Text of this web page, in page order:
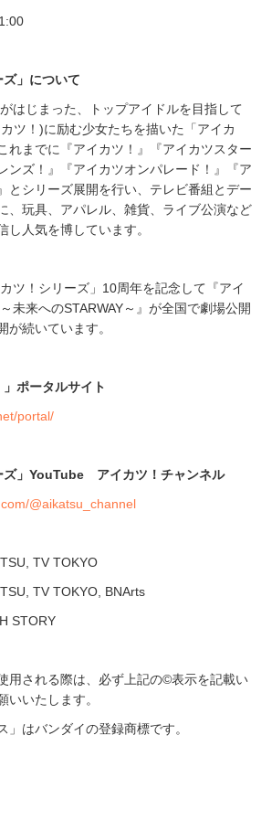
」について
はじまった、トップアイドルを目指して
ツ！)に励む少女たちを描いた「アイカ
れまでに『アイカツ！』『アイカツスター
ンズ！』『アイカツオンパレード！』『ア
とシリーズ展開を行い、テレビ番組とデー
、玩具、アパレル、雑貨、ライブ公演など
し人気を博しています。
ツ！シリーズ」10周年を記念して『アイ
未来へのSTARWAY～』が全国で劇場公開
が続いています。
ポータルサイト
portal/
ズ」YouTube アイカツ！チャンネル
@aikatsu_channel
TV TOKYO
TV TOKYO, BNArts
STORY
用される際は、必ず上記の©表示を記載い
いいたします。
はバンダイの登録商標です。